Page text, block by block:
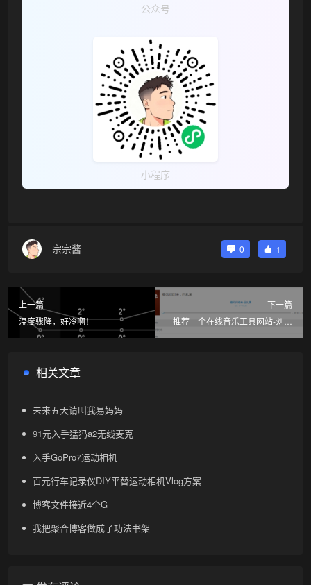
公众号
小程序
宗宗酱 0 1
上一篇
温度骤降，好冷啊！
下一篇
推荐一个在线音乐工具网站-刘志
相关文章
未来五天请叫我易妈妈
91元入手猛犸a2无线麦克
入手GoPro7运动相机
百元行车记录仪DIY平替运动相机Vlog方案
博客文件接近4个G
我把聚合博客做成了功法书架